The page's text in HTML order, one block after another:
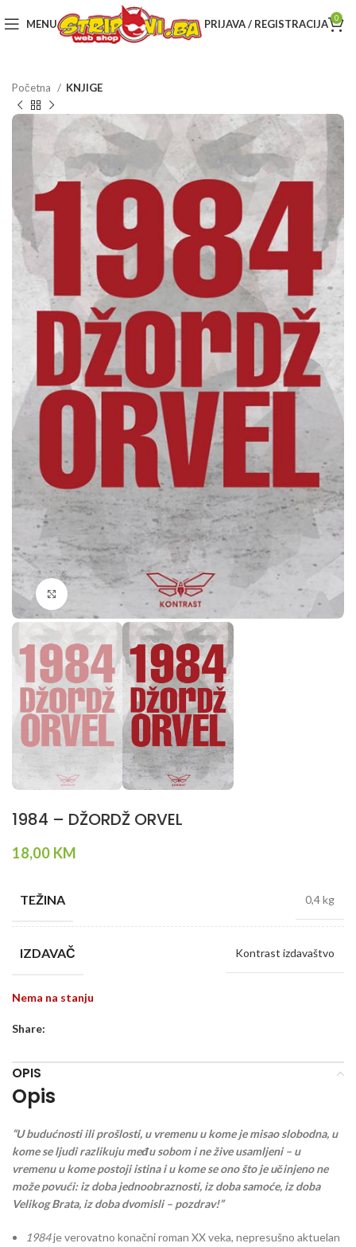
MENU PRIJAVA / REGISTRACIJA 0
Početna KNJIGE
Klikni da povečaš
1984 – DŽORDŽ ORVEL
18,00 KM
TEŽINA 0,4 kg
IZDAVAČ Kontrast izdavaštvo
Nema na stanju
Share:
OPIS
Opis
“U budućnosti ili prošlosti, u vremenu u kome je misao slobodna, u
kome se ljudi razlikuju među sobom i ne žive usamljeni – u
vremenu u kome postoji istina i u kome se ono što je učinjeno ne
može povući: iz doba jednoobraznosti, iz doba samoće, iz doba
Velikog Brata, iz doba dvomisli – pozdrav!”
1984je verovatno konačni roman XX veka, nepresušno aktuelan